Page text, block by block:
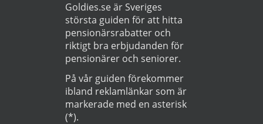
Goldies.se är Sveriges
största guiden för att hitta
pensionärsrabatter och
riktigt bra erbjudanden för
pensionärer och seniorer.
På vår guiden förekommer
ibland reklamlänkar som är
markerade med en asterisk
(*).